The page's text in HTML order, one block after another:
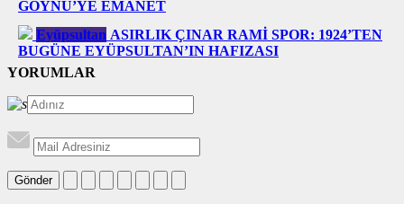
GÖYNÜ’YE EMANET
Eyüpsultan ASIRLIK ÇINAR RAMİ SPOR: 1924’TEN
BUGÜNE EYÜPSULTAN’IN HAFIZASI
YORUMLAR
Gönder